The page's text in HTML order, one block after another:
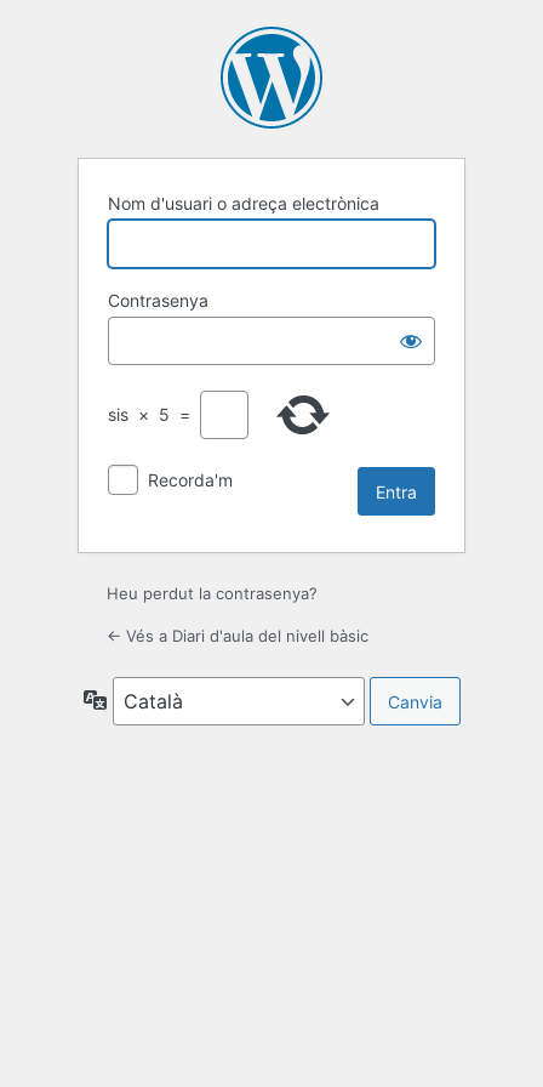
Nom d'usuari o adreça electrònica
Contrasenya
sis × 5 =
Recorda'm
Heu perdut la contrasenya?
← Vés a Diari d'aula del nivell bàsic
Idioma